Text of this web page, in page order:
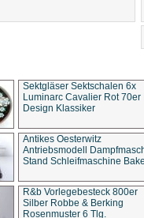
Sektgläser Sektschalen 6x
Luminarc Cavalier Rot 70er
Design Klassiker
Antikes Oesterwitz
Antriebsmodell
Stand Schleifmaschine
R&b Vorlegebesteck 800er
Silber Robbe & Berking
Rosenmuster 6 Tlg.